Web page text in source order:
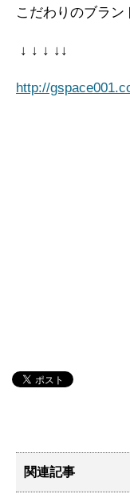
こだわりのブラン
↓ ↓ ↓ ↓↓
http://
関連記事